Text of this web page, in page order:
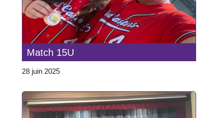
Match 15U
28 juin 2025